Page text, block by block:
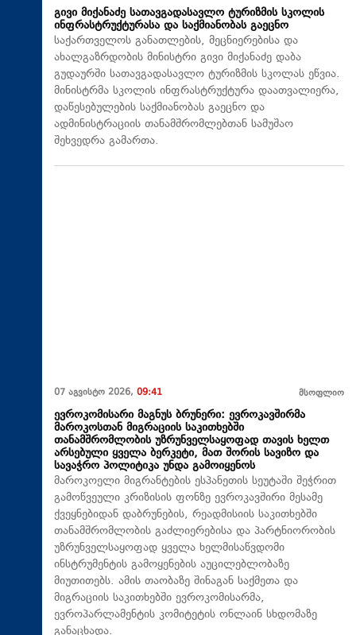
გივი მიქანაძე სათავგადასავლო ტურიზმის სკოლის
ინფრასტრუქტურასა და საქმიანობას გაეცნო
საქართველოს განათლების, მეცნიერებისა და
ახალგაზრდობის მინისტრი გივი მიქანაძე დაბა
გუდაურში სათავგადასავლო ტურიზმის სკოლას ეწვია.
მინისტრმა სკოლის ინფრასტრუქტურა დაათვალიერა,
დაწესებულების საქმიანობას გაეცნო და
ადმინისტრაციის თანამშრომლებთან სამუშაო
შეხვედრა გამართა.
07 აგვისტო 2026, 09:41 მსოფლიო
ევროკომისარი მაგნუს ბრუნერი: ევროკავშირმა
მაროკოსთან მიგრაციის საკითხებში
თანამშრომლობის უზრუნველსაყოფად თავის ხელთ
არსებული ყველა ბერკეტი, მათ შორის სავიზო და
სავაჭრო პოლიტიკა უნდა გამოიყენოს
მაროკოელი მიგრანტების ესპანეთის სეუტაში შეჭრით
გამოწვეული კრიზისის ფონზე ევროკავშირი მესამე
ქვეყნებიდან დაბრუნების, რეადმისიის საკითხებში
თანამშრომლობის გაძლიერებისა და პარტნიორობის
უზრუნველსაყოფად ყველა ხელმისაწვდომი
ინსტრუმენტის გამოყენების აუცილებლობაზე
მიუთითებს. ამის თაობაზე შინაგან საქმეთა და
მიგრაციის საკითხებში ევროკომისარმა,
ევროპარლამენტის კომიტეტის ონლაინ სხდომაზე
განაცხადა.